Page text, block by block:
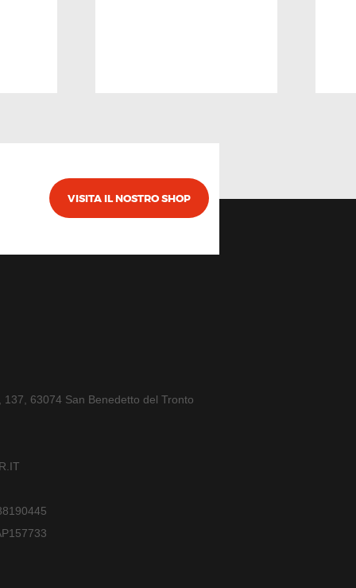
VISITA IL NOSTRO SHOP
137, 63074 San Benedetto del Tronto